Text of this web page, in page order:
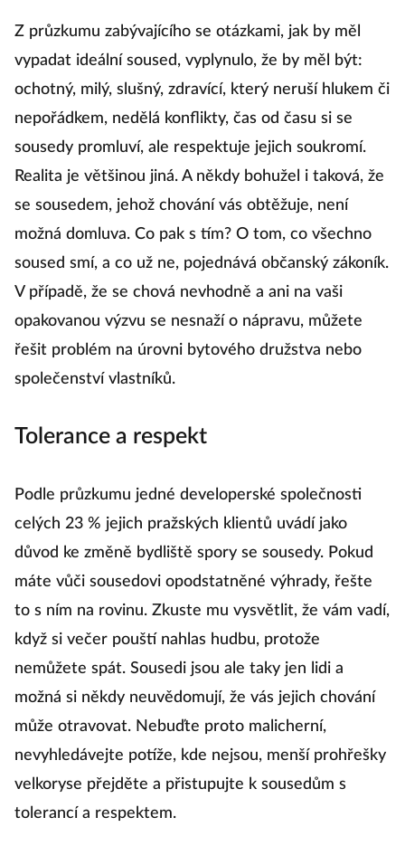
Z průzkumu zabývajícího se otázkami, jak by měl
vypadat ideální soused, vyplynulo, že by měl být:
ochotný, milý, slušný, zdravící, který neruší hlukem či
nepořádkem, nedělá konflikty, čas od času si se
sousedy promluví, ale respektuje jejich soukromí.
Realita je většinou jiná. A někdy bohužel i taková, že
se sousedem, jehož chování vás obtěžuje, není
možná domluva. Co pak s tím? O tom, co všechno
soused smí, a co už ne, pojednává občanský zákoník.
V případě, že se chová nevhodně a ani na vaši
opakovanou výzvu se nesnaží o nápravu, můžete
řešit problém na úrovni bytového družstva nebo
společenství vlastníků.
Tolerance a respekt
Podle průzkumu jedné developerské společnosti
celých 23 % jejich pražských klientů uvádí jako
důvod ke změně bydliště spory se sousedy. Pokud
máte vůči sousedovi opodstatněné výhrady, řešte
to s ním na rovinu. Zkuste mu vysvětlit, že vám vadí,
když si večer pouští nahlas hudbu, protože
nemůžete spát. Sousedi jsou ale taky jen lidi a
možná si někdy neuvědomují, že vás jejich chování
může otravovat. Nebuďte proto malicherní,
nevyhledávejte potíže, kde nejsou, menší prohřešky
velkoryse přejděte a přistupujte k sousedům s
tolerancí a respektem.